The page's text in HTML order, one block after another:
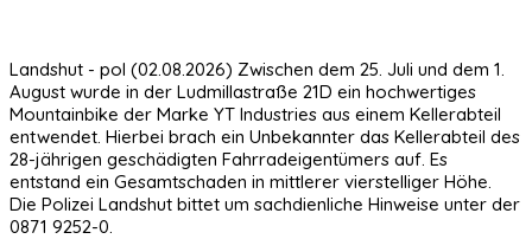
Landshut - pol (02.08.2026) Zwischen dem 25. Juli und dem 1.
August wurde in der Ludmillastraße 21D ein hochwertiges
Mountainbike der Marke YT Industries aus einem Kellerabteil
entwendet. Hierbei brach ein Unbekannter das Kellerabteil des
28-jährigen geschädigten Fahrradeigentümers auf. Es
entstand ein Gesamtschaden in mittlerer vierstelliger Höhe.
Die Polizei Landshut bittet um sachdienliche Hinweise unter der
0871 9252-0.